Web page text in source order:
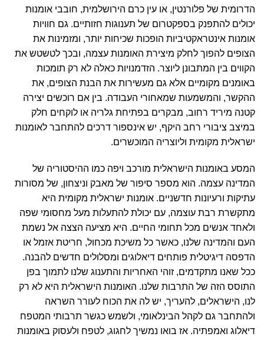
הדרומית של פלורנטין, או עין כרם הירושלמית, חובבי אומנות
יכולים להתפנק בספקטרום של תענוגות חזותיים. גם חוויות
אומנות אינטראקטיביות הופכות שכיחות יותר, ומזמינות את
הצופים להפוך לחלק מיצירת האומנות עצמה, ובכך לטשטש את
הקווים בין המתבונן ליוצר. הזדמנויות כאלה לא רק תומכות
באומנים מקומיים אלא גם מעשירות את הבנת הצופים, את
ההקשר, והמשמעות שמאחורי העבודה. בין אם רוכשים יצירה
קטנה מיריד רחוב, מבקרים בפתיחת גלריה או לוקחים חלק
במיצב ציבורי רחב היקף, יש אינספור דרכים להתחבר לאומנות
ישראלית מקומית וליוצריה המוכשרים.
המסע באומנות הישראלית מורכב ויפה כמו ההיסטוריה של
המדינה עצמה. הוא מספר סיפור של מאבק וניצחון, של מסורות
עתיקות ורעיונות חדשניים. אומנות ישראלית מקומית היא
מתקשרת רבת עוצמה, עם יכולת להתעלות מעל מחסומי שפה
ולאחד אנשים מכל תחומי החיים. היא מציעה הצצה אל נשמת
העם והמדינה שלנו, כאשר כל משיכת מכחול, חריטת אזמל או
הדפסה דיגיטלית פותחים דיאלוגים ומסלולים חדשים להבנה.
ככל שאנו מתקדמים, זוהי האחריות והתענוג שלנו לתמוך בפן
התוסס הזה של התרבות שלנו. האומנות הישראלית היא לא רק
לנו, הישראלים, להעריך, יש לה את הכוח לעורר השראה
ולהתחבר גם לקהל הבינלאומי, ולשמש כגשר תרבותי המטפח
דיאלוג ואמפתיה. אז בואו נמשיך לחגוג, לטפח ולעסוק באומנות